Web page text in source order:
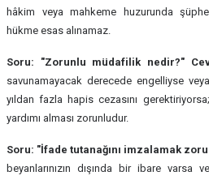
hâkim veya mahkeme huzurunda
hükme esas alınamaz.
Soru: "Zorunlu müdafilik nedir?"
savunamayacak derecede engelliyse
yıldan fazla hapis cezasını
yardımı alması zorunludur.
Soru: "İfade tutanağını imzalamak
beyanlarınızın dışında bir ibare varsa